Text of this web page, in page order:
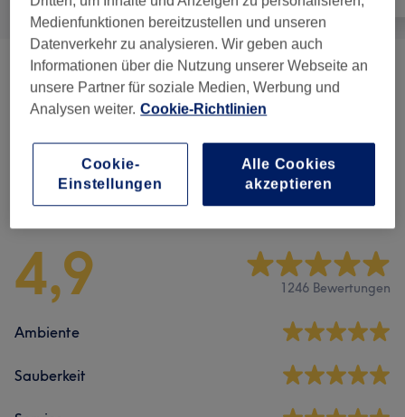
Herren - Haarschnitte & Stylings (5) ab 23 €
Kinder - Haarschnitte & Stylings (1)
Salonbewertungen
4,9 1246 Bewertungen
Ambiente
Sauberkeit
Medienfunktionen bereitzustellen und unseren
Datenverkehr zu analysieren. Wir geben auch
Informationen über die Nutzung unserer Webseite an
unsere Partner für soziale Medien, Werbung und
Analysen weiter. Cookie-Richtlinien
Cookie-
Einstellungen
Alle Cookies
akzeptieren